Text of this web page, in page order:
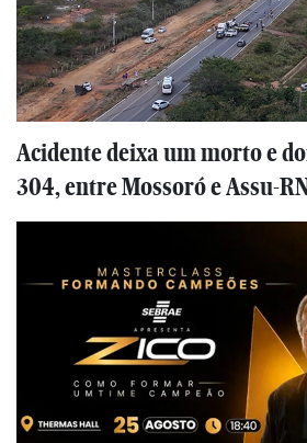
Acidente deixa um morto e
304, entre Mossoró e Assu-